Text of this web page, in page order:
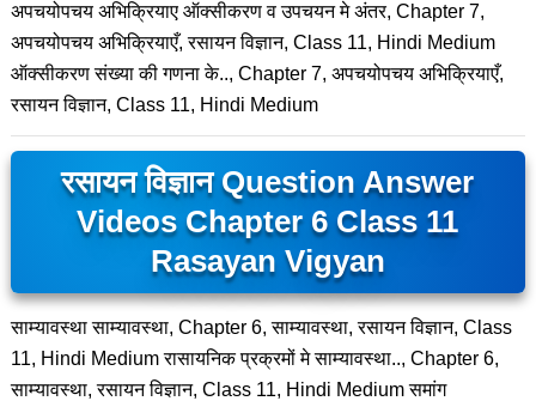
अपचयोपचय अभिक्रियाए ऑक्सीकरण व उपचयन मे अंतर, Chapter 7,
अपचयोपचय अभिक्रियाएँ, रसायन विज्ञान, Class 11, Hindi Medium
ऑक्सीकरण संख्या की गणना के.., Chapter 7, अपचयोपचय अभिक्रियाएँ,
रसायन विज्ञान, Class 11, Hindi Medium
रसायन विज्ञान Question Answer
Videos Chapter 6 Class 11
Rasayan Vigyan
साम्यावस्था साम्यावस्था, Chapter 6, साम्यावस्था, रसायन विज्ञान, Class
11, Hindi Medium रासायनिक प्रक्रमों मे साम्यावस्था.., Chapter 6,
साम्यावस्था, रसायन विज्ञान, Class 11, Hindi Medium समांग